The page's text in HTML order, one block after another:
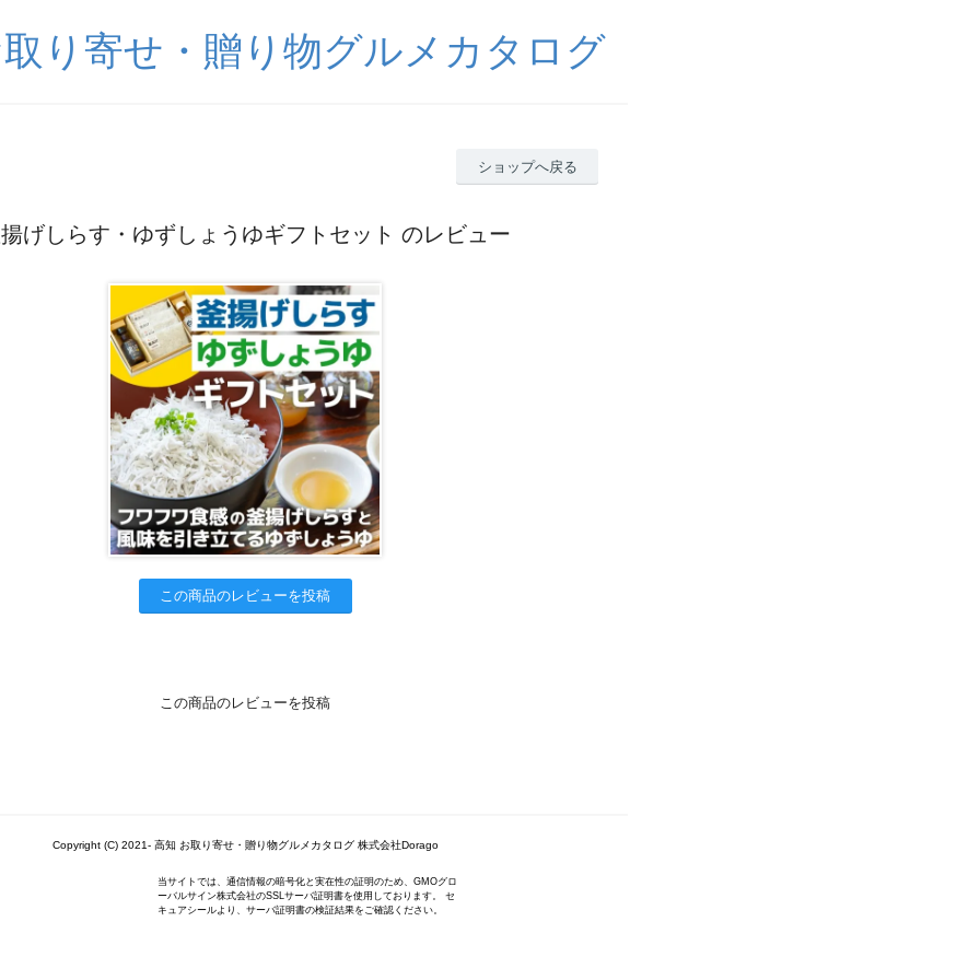
り寄せ・贈り物グルメカタログ
ショップへ戻る
げしらす・ゆずしょうゆギフトセット のレビュー
この商品のレビューを投稿
この商品のレビューを投稿
Copyright (C) 2021- 高知 お取り寄せ・贈り物グルメカタログ 株式会社Dorago
当サイトでは、通信情報の暗号化と実在性の証明のため、GMOグロ
ーバルサイン株式会社のSSLサーバ証明書を使用しております。 セ
キュアシールより、サーバ証明書の検証結果をご確認ください。